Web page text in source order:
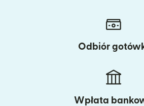
Odbiór
Wpłata